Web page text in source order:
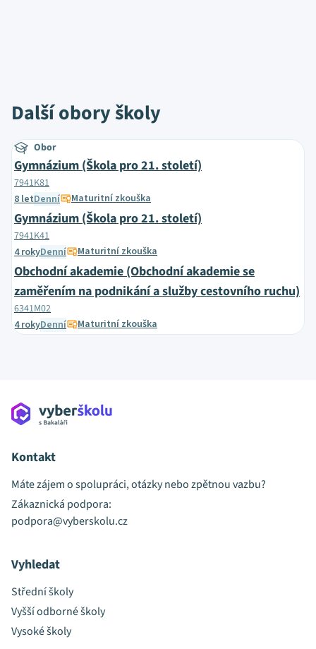
Další obory školy
Obor
Gymnázium (Škola pro 21. století)
7941K81
8 letDenní Maturitní zkouška
Gymnázium (Škola pro 21. století)
7941K41
4 rokyDenní Maturitní zkouška
Obchodní akademie (Obchodní akademie se
zaměřením na podnikání a služby cestovního ruchu)
6341M02
4 rokyDenní Maturitní zkouška
Kontakt
Máte zájem o spolupráci, otázky nebo zpětnou vazbu?
Zákaznická podpora:
podpora@vyberskolu.cz
Vyhledat
Střední školy
Vyšší odborné školy
Vysoké školy